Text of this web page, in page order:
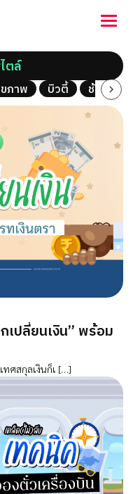
ตล์
ภาพ บิวตี้ ช้อปปิ้ง
ปลี่ยนเงิน” พร้อม
ศสกุลเงินก็เ […]